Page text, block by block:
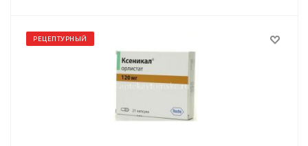
РЕЦЕПТУРНЫЙ